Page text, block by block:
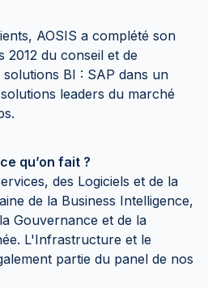
AOSIS a complété son
du conseil et de
solutions BI : SAP dans un
leaders du marché
qu’on fait ?
des Logiciels et de la
de la Business Intelligence,
Gouvernance et de la
L'Infrastructure et le
partie du panel de nos